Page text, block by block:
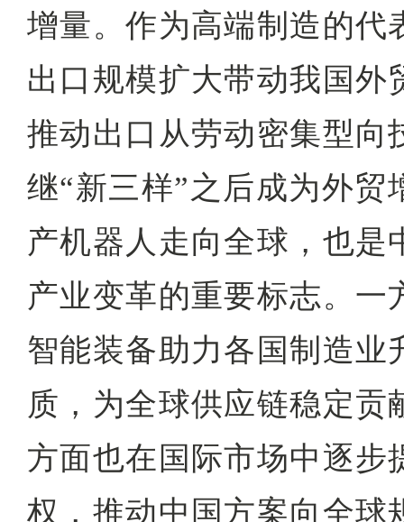
增量。作为高端制造的代
出口规模扩大带动我国外
推动出口从劳动密集型向
继“新三样”之后成为外贸
产机器人走向全球，也是
产业变革的重要标志。一
智能装备助力各国制造业
质，为全球供应链稳定贡
方面也在国际市场中逐步
权，推动中国方案向全球